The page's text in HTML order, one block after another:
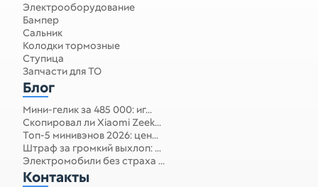
Электрооборудование
Бампер
Сальник
Колодки тормозные
Ступица
Запчасти для ТО
Блог
Мини-гелик за 485 000: иг...
Скопировал ли Xiaomi Zeek...
Топ-5 минивэнов 2026: цен...
Штраф за громкий выхлоп: ...
Электромобили без страха ...
Контакты